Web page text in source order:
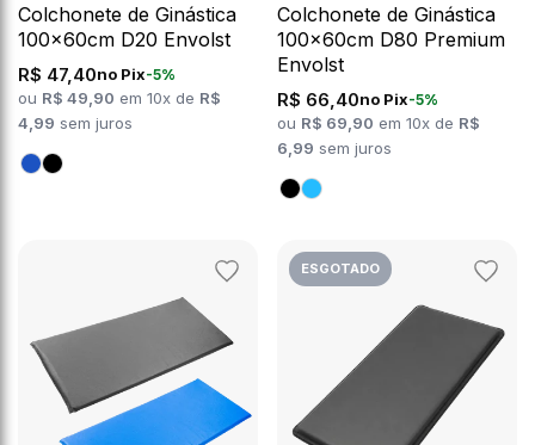
Colchonete de Ginástica
100x60cm D20 Envolst
R$ 47,40no Pix-5%
ou R$ 49,90 em 10x de R$
4,99 sem juros
Colchonete de Ginástica
100x60cm D80 Premium
Envolst
R$ 66,40no Pix-5%
ou R$ 69,90 em 10x de R$
6,99 sem juros
Adicionar
ESGOTADO